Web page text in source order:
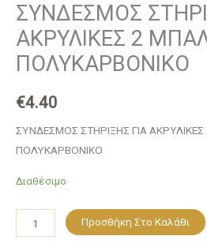
ΣΥΝΔΕΣΜΟΣ
ΑΚΡΥΛΙΚΕΣ 2
ΠΟΛΥΚΑΡΒΟΝΙΚΟ
€4.40
ΣΥΝΔΕΣΜΟΣ ΣΤΗΡΙΞΗΣ ΓΙΑ
ΠΟΛΥΚΑΡΒΟΝΙΚΟ
Διαθέσιμο
Προσθήκη Στο Καλάθι